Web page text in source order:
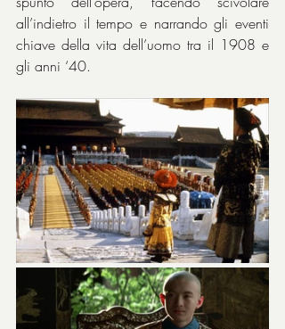
all’indietro il tempo e narrando gli eventi
chiave della vita dell’uomo tra il 1908 e
gli anni ‘40.